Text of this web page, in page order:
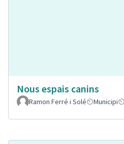
Nous espais canins
Ramon Ferré i Solé
Municipi